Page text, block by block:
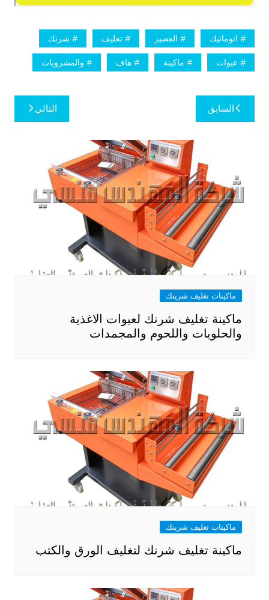
اتوماتيك العصير تغليف شرنك
عبوات ماكينة هاف والمشروبات
تصفّح
المقالات
السابق التالي
ماكينات تغليف شرينك
ماكينة تغليف شرنك لعبوات الاغذية
والحلويات واللحوم والمجمدات
ماكينات تغليف شرينك
ماكينة تغليف شرنك لتغليف الورق والكتب